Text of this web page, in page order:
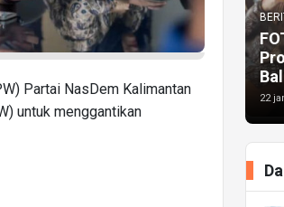
Partai NasDem Kalimantan
untuk menggantikan
22